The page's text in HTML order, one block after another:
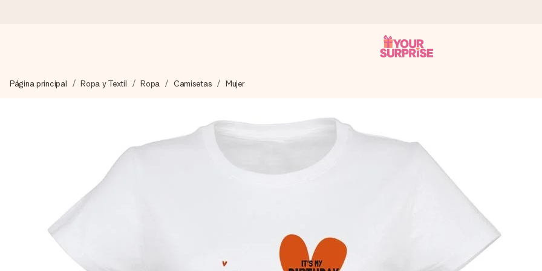
Preparamos tu regalo con cuidado y lo enviamos al vuelo, para que lo entregues en el momento perfecto, cuando más importa.
4,5 (basado en +15.000 opiniones)
Nuestros regalos inspiran. Los clientes nos dan un 4,5 en Google Reviews.
Tarjeta de felicitación gratuita
Crea algo único en pocos pasos – con su nombre, tu foto o un mensaje que llegue al corazón. Sin complicaciones, solo todo el
momento.
Página principal Ropa y Textil Ropa Camisetas Mujer